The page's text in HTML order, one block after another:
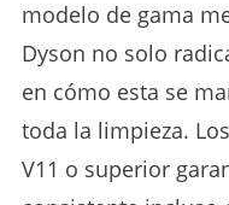
modelo de gama
Dyson no solo
en cómo esta se
toda la limpieza.
V11 o superior